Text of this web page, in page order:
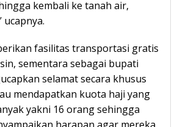
kembali ke tanah air,
ucapnya.
fasilitas transportasi gratis
sementara sebagai bupati
selamat secara khusus
mendapatkan kuota haji yang
yakni 16 orang sehingga